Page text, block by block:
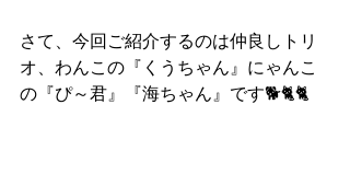
さて、今回ご紹介するのは仲良しトリ
オ、わんこの『くうちゃん』にゃんこ
の『ぴ～君』『海ちゃん』です🐕🐈🐈